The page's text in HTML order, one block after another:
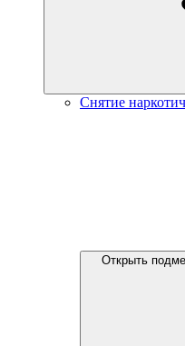
Снятие
Открыть